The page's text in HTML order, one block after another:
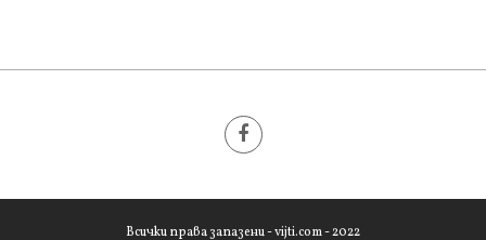
Всички права запазени - vijti.com - 2022